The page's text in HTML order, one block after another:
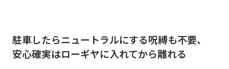
駐車したらニュートラルにする呪縛も不要、
安心確実はローギヤに入れてから離れる